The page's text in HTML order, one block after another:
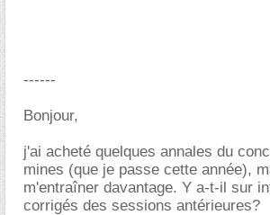
------
Bonjour,
j'ai acheté quelques annales du
mines (que je passe cette année),
m'entraîner davantage. Y a-t-il sur
corrigés des sessions antérieures?